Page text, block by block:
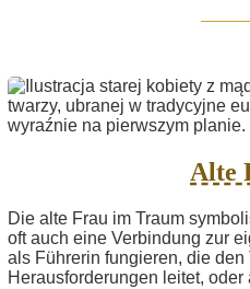
Alte
Die alte Frau im Traum
oft auch eine Verbindung zur
als Führerin fungieren, die den
Herausforderungen leitet, oder